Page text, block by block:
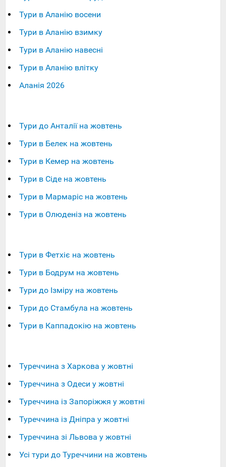
Тури в Аланію восени
Тури в Аланію взимку
Тури в Аланію навесні
Тури в Аланію влітку
Аланія 2026
Тури до Анталії на жовтень
Тури в Белек на жовтень
Тури в Кемер на жовтень
Тури в Сіде на жовтень
Тури в Мармаріс на жовтень
Тури в Олюденіз на жовтень
Тури в Фетхіє на жовтень
Тури в Бодрум на жовтень
Тури до Ізміру на жовтень
Тури до Стамбула на жовтень
Тури в Каппадокію на жовтень
Туреччина з Харкова у жовтні
Туреччина з Одеси у жовтні
Туреччина із Запоріжжя у жовтні
Туреччина із Дніпра у жовтні
Туреччина зі Львова у жовтні
Усі тури до Туреччини на жовтень